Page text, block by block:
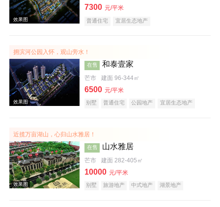
效果图
效果图
7300 元/平米
普通住宅 宜居生态地产
拥滨河公园入怀，观山旁水！
在售 和泰壹家
芒市 建面 96-344㎡
6500 元/平米
别墅 普通住宅 公园地产 宜居生态地产
近揽万亩湖山，心归山水雅居！
在售 山水雅居
芒市 建面 282-405㎡
10000 元/平米
别墅 旅游地产 中式地产 湖景地产